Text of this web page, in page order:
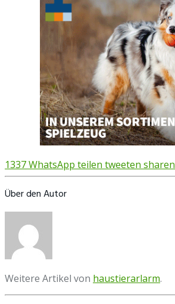
1337WhatsApp teilen tweeten sharen
Über den Autor
Weitere Artikel von haustierarlarm.